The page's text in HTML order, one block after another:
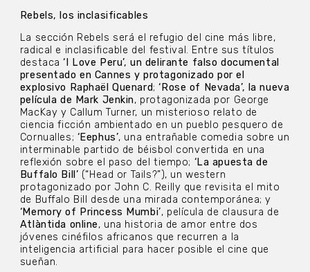
Rebels, los inclasificables
La sección Rebels será el refugio del cine más libre,
radical e inclasificable del festival. Entre sus títulos
destaca ‘I Love Peru’, un delirante falso documental
presentado en Cannes y protagonizado por el
explosivo Raphaël Quenard;‘Rose of Nevada’, la nueva
película de Mark Jenkin, protagonizada por George
MacKay y Callum Turner, un misterioso relato de
ciencia ficción ambientado en un pueblo pesquero de
Cornualles; ‘Eephus’, una entrañable comedia sobre un
interminable partido de béisbol convertida en una
reflexión sobre el paso del tiempo; ‘La apuesta de
Buffalo Bill’ (“Head or Tails?”), un western
protagonizado por John C. Reilly que revisita el mito
de Buffalo Bill desde una mirada contemporánea; y
‘Memory of Princess Mumbi’, película de clausura de
Atlàntida online, una historia de amor entre dos
jóvenes cinéfilos africanos que recurren a la
inteligencia artificial para hacer posible el cine que
sueñan.